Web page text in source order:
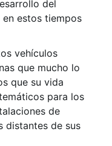
del
estos tiempos
vehículos
que mucho lo
que su vida
para los
de
distantes de sus